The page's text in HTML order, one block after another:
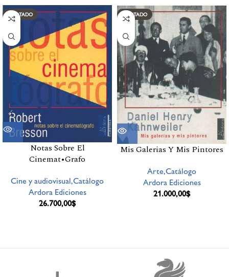
AGOTADO
Notas Sobre El
Cinemat•Grafo
Cine y audiovisual,Catálogo
Ardora Ediciones
26.700,00$
AGOTADO
Mis Galerias Y Mis Pintores
Arte,Catálogo
Ardora Ediciones
21.000,00$